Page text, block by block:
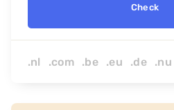
Check
.nl .com .be .eu .de .nu